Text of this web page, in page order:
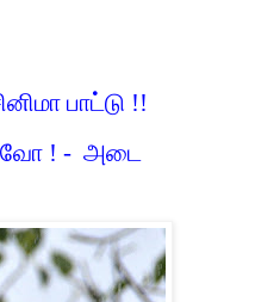
பாட்டு !!
! - அடை